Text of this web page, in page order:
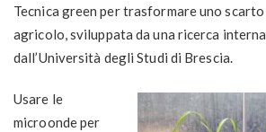
Tecnica green per trasformare uno scarto
agricolo, sviluppata da una ricerca
dall’Università degli Studi di Brescia.
Usare le
microonde per